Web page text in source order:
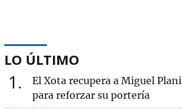
LO ÚLTIMO
1
El Xota recupera a Miguel
para reforzar su portería